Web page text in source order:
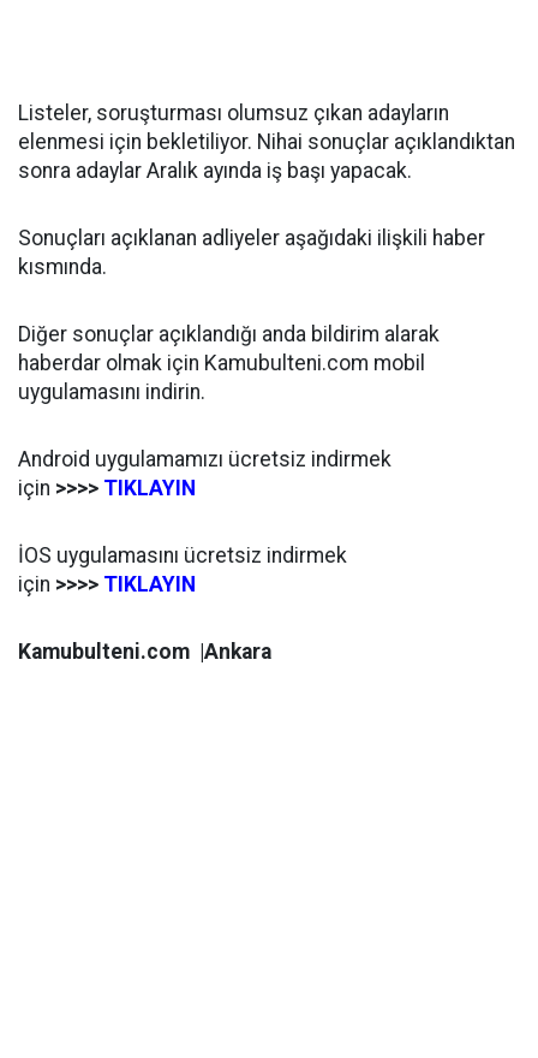
Listeler, soruşturması olumsuz çıkan adayların
elenmesi için bekletiliyor. Nihai sonuçlar açıklandıktan
sonra adaylar Aralık ayında iş başı yapacak.
Sonuçları açıklanan adliyeler aşağıdaki ilişkili haber
kısmında.
Diğer sonuçlar açıklandığı anda bildirim alarak
haberdar olmak için Kamubulteni.com mobil
uygulamasını indirin.
Android uygulamamızı ücretsiz indirmek
için >>>> TIKLAYIN
İOS uygulamasını ücretsiz indirmek
için >>>> TIKLAYIN
Kamubulteni.com |Ankara